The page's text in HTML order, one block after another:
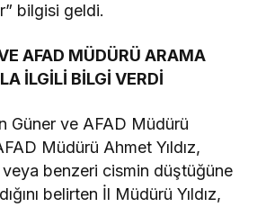
bilgisi geldi.
AFAD MÜDÜRÜ ARAMA
İLGİLİ BİLGİ VERDİ
Güner ve AFAD Müdürü
Müdürü Ahmet Yıldız,
benzeri cismin düştüğüne
belirten İl Müdürü Yıldız,